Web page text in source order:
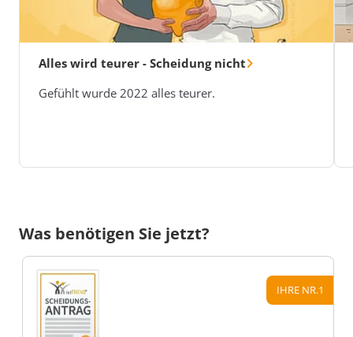
Alles wird teurer - Scheidung nicht
Gefühlt wurde 2022 alles teurer.
Was benötigen Sie jetzt?
IHRE NR.1